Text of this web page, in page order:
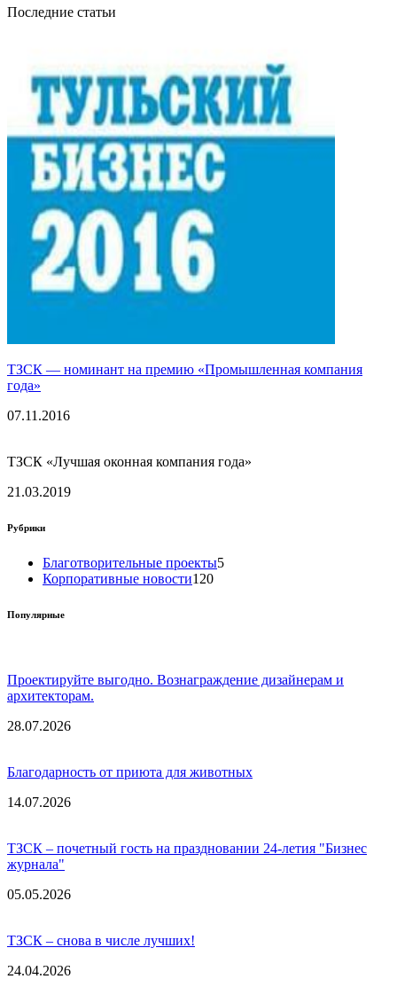
Последние статьи
ТЗСК — номинант на премию «Промышленная компания
года»
07.11.2016
ТЗСК «Лучшая оконная компания года»
21.03.2019
Рубрики
Благотворительные проекты5
Корпоративные новости120
Популярные
Проектируйте выгодно. Вознаграждение дизайнерам и
архитекторам.
28.07.2026
Благодарность от приюта для животных
14.07.2026
ТЗСК – почетный гость на праздновании 24-летия "Бизнес
журнала"
05.05.2026
ТЗСК – снова в числе лучших!
24.04.2026